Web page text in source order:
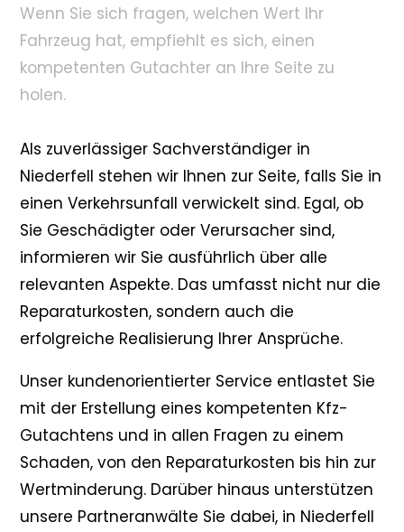
Wenn Sie sich fragen, welchen Wert Ihr
Fahrzeug hat, empfiehlt es sich, einen
kompetenten Gutachter an Ihre Seite zu
holen.
Als zuverlässiger Sachverständiger in
Niederfell stehen wir Ihnen zur Seite, falls Sie in
einen Verkehrsunfall verwickelt sind. Egal, ob
Sie Geschädigter oder Verursacher sind,
informieren wir Sie ausführlich über alle
relevanten Aspekte. Das umfasst nicht nur die
Reparaturkosten, sondern auch die
erfolgreiche Realisierung Ihrer Ansprüche.
Unser kundenorientierter Service entlastet Sie
mit der Erstellung eines kompetenten Kfz-
Gutachtens und in allen Fragen zu einem
Schaden, von den Reparaturkosten bis hin zur
Wertminderung. Darüber hinaus unterstützen
unsere Partneranwälte Sie dabei, in Niederfell